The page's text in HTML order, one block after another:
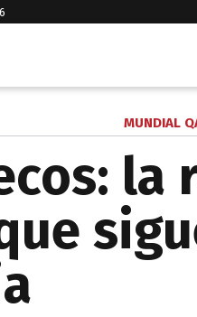
MUNDIAL
la